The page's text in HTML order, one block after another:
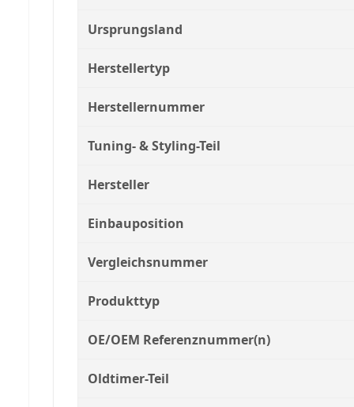
Ursprungsland
Herstellertyp
Herstellernummer
Tuning- & Styling-Teil
Hersteller
Einbauposition
Vergleichsnummer
Produkttyp
OE/OEM Referenznummer(n)
Oldtimer-Teil